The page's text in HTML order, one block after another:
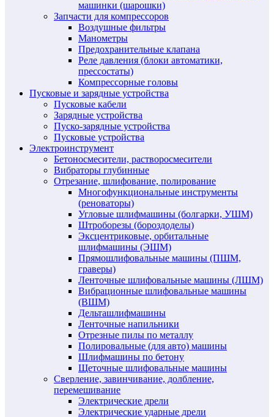
машинки (шарошки)
Запчасти для компрессоров
Воздушные фильтры
Манометры
Предохранительные клапана
Реле давления (блоки автоматики,
прессостаты)
Компрессорные головы
Пусковые и зарядные устройства
Пусковые кабели
Зарядные устройства
Пуско-зарядные устройства
Пусковые устройства
Электроинструмент
Бетоносмесители, растворосмесители
Вибраторы глубинные
Отрезание, шлифование, полирование
Многофункциональные инструменты
(реноваторы)
Угловые шлифмашины (болгарки, УШМ)
Штроборезы (бороздоделы)
Эксцентриковые, орбитальные
шлифмашины (ЭШМ)
Прямошлифовальные машины (ПШМ,
граверы)
Ленточные шлифовальные машины (ЛШМ)
Вибрационные шлифовальные машины
(ВШМ)
Дельташлифмашины
Ленточные напильники
Отрезные пилы по металлу
Полировальные (для авто) машины
Шлифмашины по бетону
Щеточные шлифовальные машины
Сверление, завинчивание, долбление,
перемешивание
Электрические дрели
Электрические ударные дрели